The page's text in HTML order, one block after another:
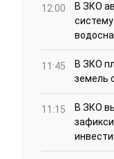
12:00
В ЗКО
11:45
В ЗКО
земель
11:15
В ЗКО